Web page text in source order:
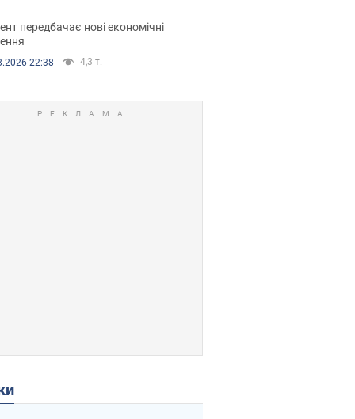
передбачає нові економічні
22:38 4,3 т.